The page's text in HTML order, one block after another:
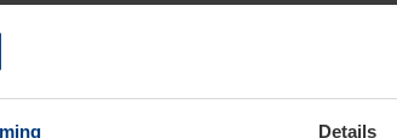
Details